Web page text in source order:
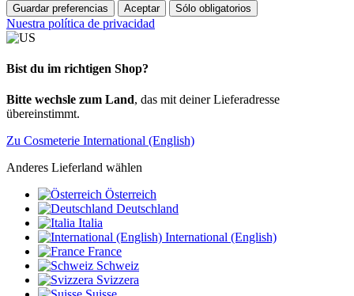
Guardar preferencias Aceptar Sólo obligatorios
Nuestra política de privacidad
Bist du im richtigen Shop?
Bitte wechsle zum Land, das mit deiner Lieferadresse
übereinstimmt.
Zu Cosmeterie International (English)
Anderes Lieferland wählen
Österreich
Deutschland
Italia
International (English)
France
Schweiz
Svizzera